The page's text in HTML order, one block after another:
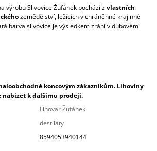
výrobu Slivovice Žufánek pochází zvlastních
zemědělství, ležících v chráněnné krajinné
barva slivovice je výsledkem zrání v dubovém
koncovým zákazníkům. Lihoviny
nabízet k dalšímu prodeji.
Lihovar Žufánek
destiláty
8594053940144